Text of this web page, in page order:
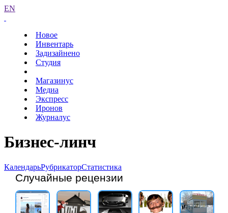
EN
Новое
Инвентарь
Задизайнено
Студия
Магазинус
Медиа
Экспресс
Иронов
Журналус
Бизнес-линч
КалендарьРубрикаторСтатистика
Случайные рецензии